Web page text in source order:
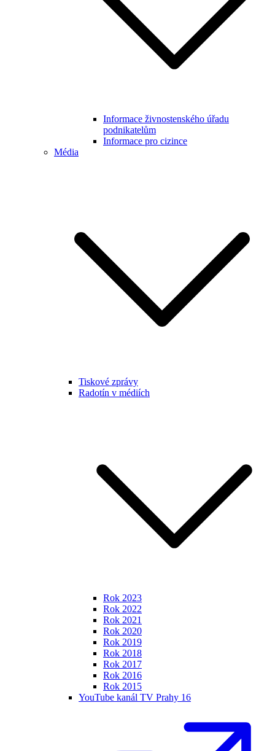
Informace živnostenského úřadu
podnikatelům
Informace pro cizince
Média
Tiskové zprávy
Radotín v médiích
Rok 2023
Rok 2022
Rok 2021
Rok 2020
Rok 2019
Rok 2018
Rok 2017
Rok 2016
Rok 2015
YouTube kanál TV Prahy 16